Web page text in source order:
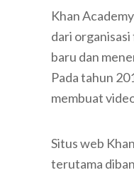
Khan
dari
baru dan
Pada tahun
membuat
Situs web
terutama